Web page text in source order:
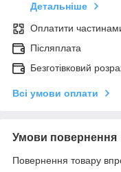
Детальніше
Оплатити
Післяплата
Безготівковий
Всі умови оплати
Умови повернення
Повернення товару